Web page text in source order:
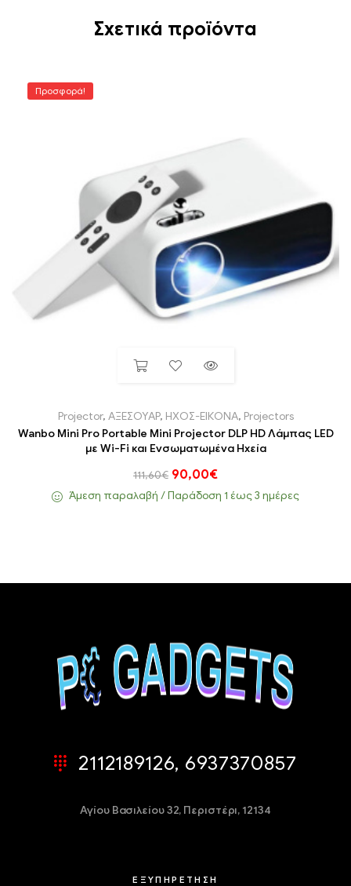
Σχετικά προϊόντα
Προσφορά!
Projector, ΑΞΕΣΟΥΑΡ, ΗΧΟΣ-ΕΙΚΟΝΑ, Projectors
Wanbo Mini Pro Portable Mini Projector DLP HD Λάμπας LED
με Wi-Fi και Ενσωματωμένα Ηχεία
111,60€ 90,00€
Άμεση παραλαβή / Παράδoση 1 έως 3 ημέρες
2112189126, 6937370857
Αγίου Βασιλείου 32, Περιστέρι, 12134
ΕΞΥΠΗΡΕΤΗΣΗ